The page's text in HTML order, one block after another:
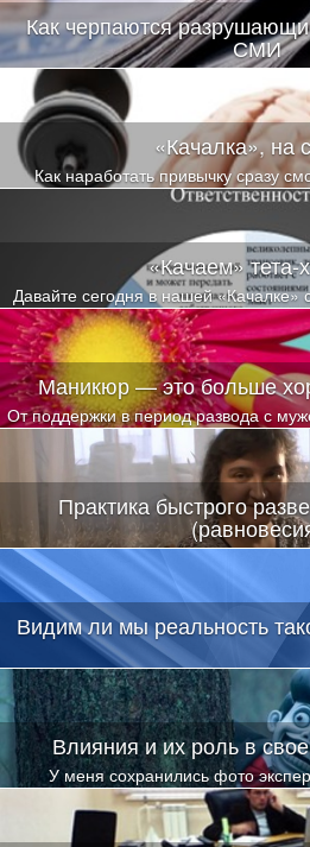
Как черпаются
СМИ
Пока человек дочитал статью до
чувств и образов примерил на себя
которой есть онкопациент, а
«Качалка», на
Как наработать привычку сразу
максимальное количество
«Качаем» тета-
Давайте сегодня в нашей
по тренировке
Маникюр — это больше
От поддержки в период развода с
полного восстановления
Практика быстрого
Видим ли мы реальность
Влияния и их роль в
У меня сохранились фото
классическим «бабушкиным»
энергоинформационных